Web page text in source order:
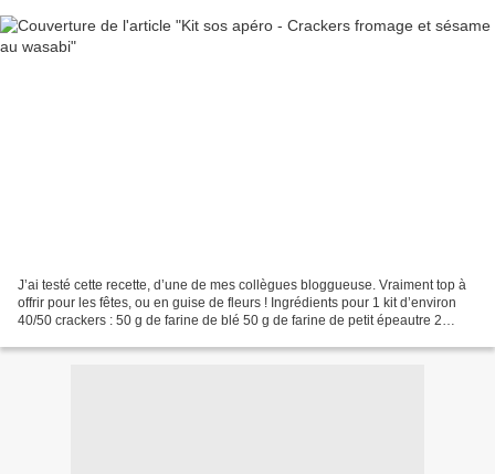
J’ai testé cette recette, d’une de mes collègues bloggueuse. Vraiment top à
offrir pour les fêtes, ou en guise de fleurs ! Ingrédients pour 1 kit d’environ
40/50 crackers : 50 g de farine de blé 50 g de farine de petit épeautre 2